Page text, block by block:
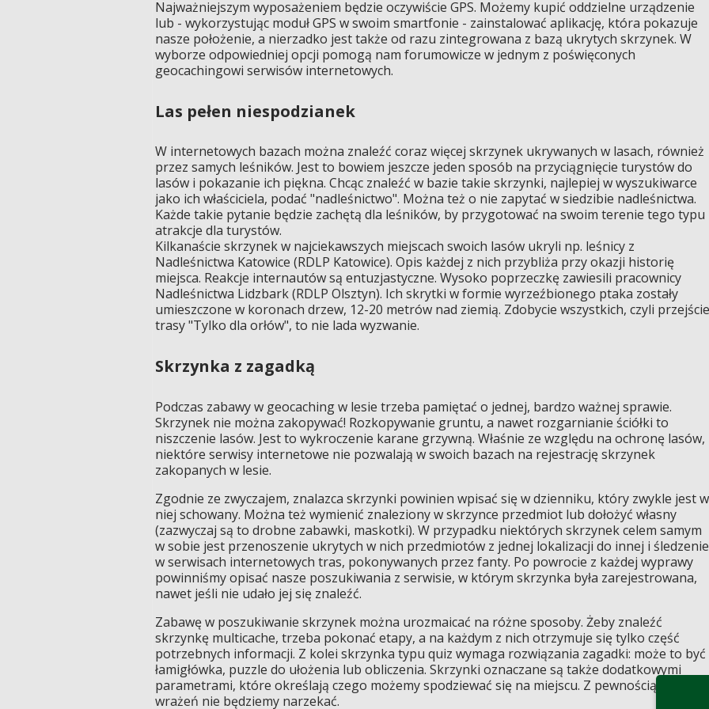
Najważniejszym wyposażeniem będzie oczywiście GPS. Możemy kupić oddzielne urządzenie
lub - wykorzystując moduł GPS w swoim smartfonie - zainstalować aplikację, która pokazuje
nasze położenie, a nierzadko jest także od razu zintegrowana z bazą ukrytych skrzynek. W
wyborze odpowiedniej opcji pomogą nam forumowicze w jednym z poświęconych
geocachingowi serwisów internetowych.
Las pełen niespodzianek
W internetowych bazach można znaleźć coraz więcej skrzynek ukrywanych w lasach, również
przez samych leśników. Jest to bowiem jeszcze jeden sposób na przyciągnięcie turystów do
lasów i pokazanie ich piękna. Chcąc znaleźć w bazie takie skrzynki, najlepiej w wyszukiwarce
jako ich właściciela, podać "nadleśnictwo". Można też o nie zapytać w siedzibie nadleśnictwa.
Każde takie pytanie będzie zachętą dla leśników, by przygotować na swoim terenie tego typu
atrakcje dla turystów.
Kilkanaście skrzynek w najciekawszych miejscach swoich lasów ukryli np. leśnicy z
Nadleśnictwa Katowice (RDLP Katowice). Opis każdej z nich przybliża przy okazji historię
miejsca. Reakcje internautów są entuzjastyczne. Wysoko poprzeczkę zawiesili pracownicy
Nadleśnictwa Lidzbark (RDLP Olsztyn). Ich skrytki w formie wyrzeźbionego ptaka zostały
umieszczone w koronach drzew, 12-20 metrów nad ziemią. Zdobycie wszystkich, czyli przejście
trasy "Tylko dla orłów", to nie lada wyzwanie.
Skrzynka z zagadką
Podczas zabawy w geocaching w lesie trzeba pamiętać o jednej, bardzo ważnej sprawie.
Skrzynek nie można zakopywać! Rozkopywanie gruntu, a nawet rozgarnianie ściółki to
niszczenie lasów. Jest to wykroczenie karane grzywną. Właśnie ze względu na ochronę lasów,
niektóre serwisy internetowe nie pozwalają w swoich bazach na rejestrację skrzynek
zakopanych w lesie.
Zgodnie ze zwyczajem, znalazca skrzynki powinien wpisać się w dzienniku, który zwykle jest w
niej schowany. Można też wymienić znaleziony w skrzynce przedmiot lub dołożyć własny
(zazwyczaj są to drobne zabawki, maskotki). W przypadku niektórych skrzynek celem samym
w sobie jest przenoszenie ukrytych w nich przedmiotów z jednej lokalizacji do innej i śledzenie
w serwisach internetowych tras, pokonywanych przez fanty. Po powrocie z każdej wyprawy
powinniśmy opisać nasze poszukiwania z serwisie, w którym skrzynka była zarejestrowana,
nawet jeśli nie udało jej się znaleźć.
Zabawę w poszukiwanie skrzynek można urozmaicać na różne sposoby. Żeby znaleźć
skrzynkę multicache, trzeba pokonać etapy, a na każdym z nich otrzymuje się tylko część
potrzebnych informacji. Z kolei skrzynka typu quiz wymaga rozwiązania zagadki: może to być
łamigłówka, puzzle do ułożenia lub obliczenia. Skrzynki oznaczane są także dodatkowymi
parametrami, które określają czego możemy spodziewać się na miejscu. Z pewnością na brak
wrażeń nie będziemy narzekać.